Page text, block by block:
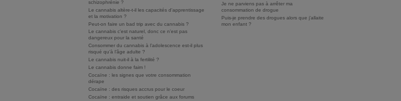
schizophrénie ?
Le cannabis altère-t-il les capacités d'apprentissage
et la motivation ?
Peut-on faire un bad trip avec du cannabis ?
Le cannabis c'est naturel, donc ce n'est pas
dangereux pour la santé
Consommer du cannabis à l’adolescence est-il plus
risqué qu’à l’âge adulte ?
Le cannabis nuit-il à la fertilité ?
Le cannabis donne faim !
Cocaïne : les signes que votre consommation
dérape
Cocaïne : des risques accrus pour le coeur
Cocaïne : entraide et soutien grâce aux forums
Je ne parviens pas à arrêter ma
consommation de drogue
Puis-je prendre des drogues alors que j'allaite
mon enfant ?